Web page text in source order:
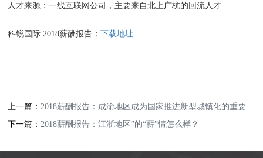
人才来源：一线互联网公司，主要来自北上广杭的回流人才
科锐国际 2018薪酬报告：下载地址
上一篇： 2018薪酬报告：成渝地区成为国家推进新型城镇化的重要示范区
下一篇： 2018薪酬报告：江浙地区”的“薪”情怎么样？